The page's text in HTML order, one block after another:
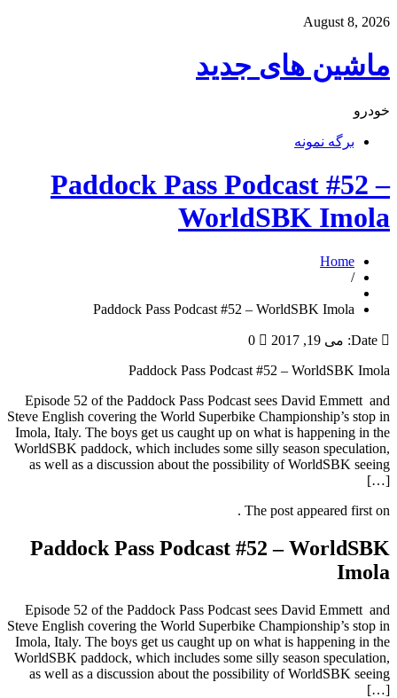
August 8, 2026
ماشین های جدید
خودرو
برگه نمونه
Paddock Pass Podcast #52 –
WorldSBK Imola
Home
/
Paddock Pass Podcast #52 – WorldSBK Imola
Date: می 19, 2017
0
Paddock Pass Podcast #52 – WorldSBK Imola
Episode 52 of the Paddock Pass Podcast sees David Emmett and
Steve English covering the World Superbike Championship’s stop in
Imola, Italy. The boys get us caught up on what is happening in the
WorldSBK paddock, which includes some silly season speculation,
as well as a discussion about the possibility of WorldSBK seeing
[…]
The post appeared first on .
Paddock Pass Podcast #52 – WorldSBK
Imola
Episode 52 of the Paddock Pass Podcast sees David Emmett and
Steve English covering the World Superbike Championship’s stop in
Imola, Italy. The boys get us caught up on what is happening in the
WorldSBK paddock, which includes some silly season speculation,
as well as a discussion about the possibility of WorldSBK seeing
[…]